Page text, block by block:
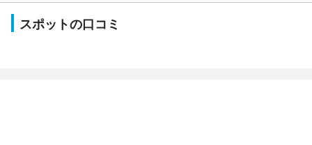
スポットの口コミ